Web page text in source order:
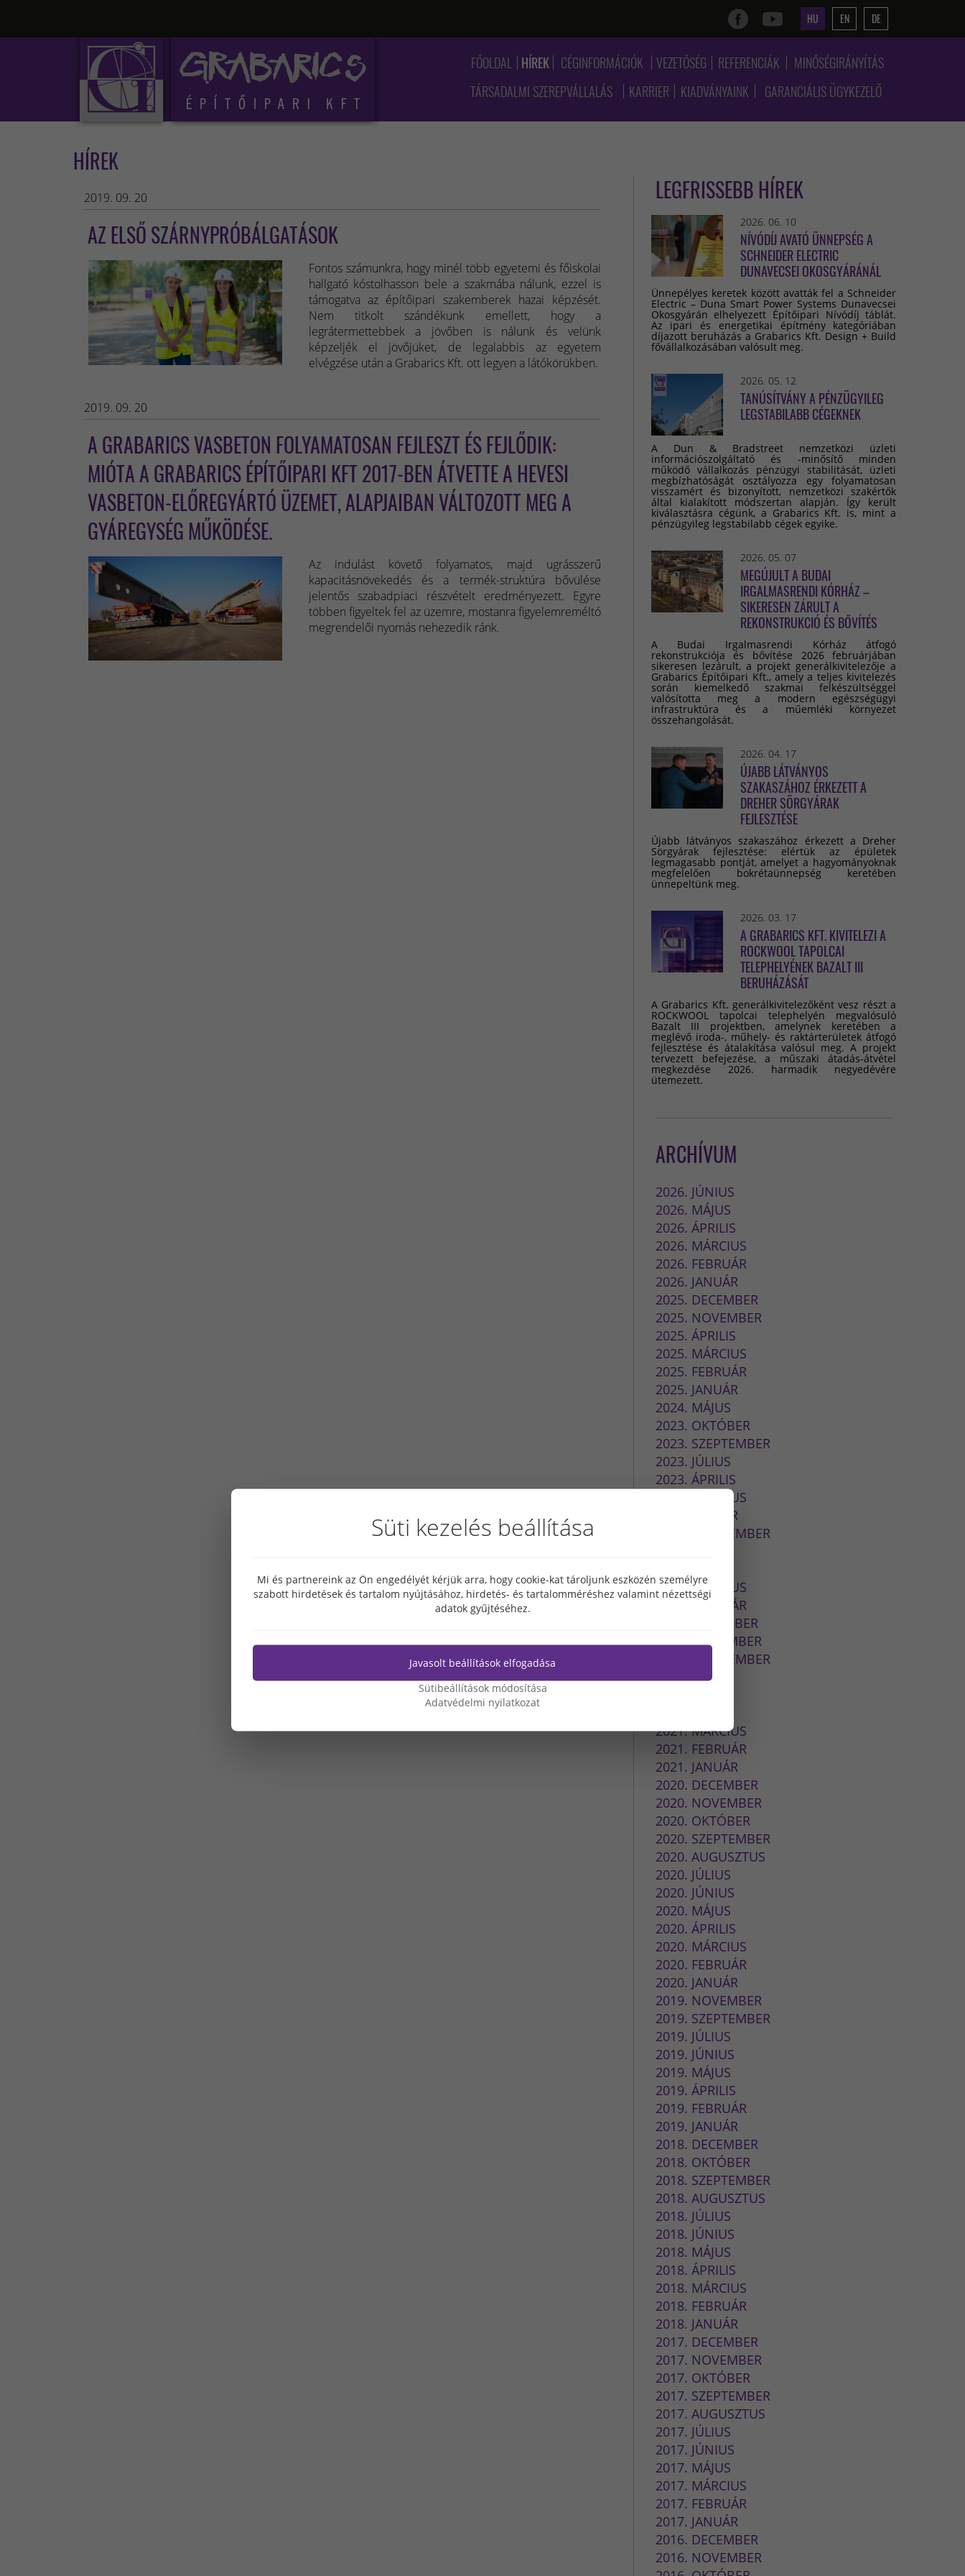
HU EN DE
FŐOLDAL HÍREK CÉGINFORMÁCIÓK VEZETŐSÉG REFERENCIÁK
MINŐSÉGIRÁNYÍTÁS
TÁRSADALMI SZEREPVÁLLALÁS
KARRIER KIADVÁNYAINK GARANCIÁLIS ÜGYKEZELŐ
HÍREK
2019. 09. 20
AZ ELSŐ SZÁRNYPRÓBÁLGATÁSOK
Fontos számunkra, hogy minél több egyetemi és főiskolai
hallgató kóstolhasson bele a szakmába nálunk, ezzel is
támogatva az építőipari szakemberek hazai képzését.
Nem titkolt szándékunk emellett, hogy a
legrátermettebbek a jövőben is nálunk és velünk
képzeljék el jövőjüket, de legalabbis az egyetem
elvégzése után a Grabarics Kft. ott legyen a látókörükben.
2019. 09. 20
A GRABARICS VASBETON FOLYAMATOSAN FEJLESZT ÉS FEJLŐDIK:
MIÓTA A GRABARICS ÉPÍTŐIPARI KFT 2017-BEN ÁTVETTE A HEVESI
VASBETON-ELŐREGYÁRTÓ ÜZEMET, ALAPJAIBAN VÁLTOZOTT MEG A
GYÁREGYSÉG MŰKÖDÉSE.
Az indulást követő folyamatos, majd ugrásszerű
kapacitásnövekedés és a termék-struktúra bővülése
jelentős szabadpiaci részvételt eredményezett. Egyre
többen figyeltek fel az üzemre, mostanra figyelemreméltó
megrendelői nyomás nehezedik ránk.
LEGFRISSEBB HÍREK
2026. 06. 10
NÍVÓDÍJ AVATÓ ÜNNEPSÉG A
SCHNEIDER ELECTRIC
DUNAVECSEI OKOSGYÁRÁNÁL
Ünnepélyes keretek között avatták fel a Schneider
Electric – Duna Smart Power Systems Dunavecsei
Okosgyárán elhelyezett Építőipari Nívódíj táblát.
Az ipari és energetikai építmény kategóriában
díjazott beruházás a Grabarics Kft. Design + Build
fővállalkozásában valósult meg.
2026. 05. 12
TANÚSÍTVÁNY A PÉNZÜGYILEG
LEGSTABILABB CÉGEKNEK
A Dun & Bradstreet nemzetközi üzleti
információszolgáltató és -minősítő minden
működő vállalkozás pénzügyi stabilitását, üzleti
megbízhatóságát osztályozza egy folyamatosan
visszamért és bizonyított, nemzetközi szakértők
által kialakított módszertan alapján. Így került
kiválasztásra cégünk, a Grabarics Kft. is, mint a
pénzügyileg legstabilabb cégek egyike.
2026. 05. 07
MEGÚJULT A BUDAI
IRGALMASRENDI KÓRHÁZ –
SIKERESEN ZÁRULT A
REKONSTRUKCIÓ ÉS BŐVÍTÉS
A Budai Irgalmasrendi Kórház átfogó
rekonstrukciója és bővítése 2026 februárjában
sikeresen lezárult, a projekt generálkivitelezője a
Grabarics Építőipari Kft., amely a teljes kivitelezés
során kiemelkedő szakmai felkészültséggel
valósította meg a modern egészségügyi
infrastruktúra és a műemléki környezet
összehangolását.
2026. 04. 17
ÚJABB LÁTVÁNYOS
SZAKASZÁHOZ ÉRKEZETT A
DREHER SÖRGYÁRAK
FEJLESZTÉSE
Újabb látványos szakaszához érkezett a Dreher
Sörgyárak fejlesztése: elértük az épületek
legmagasabb pontját, amelyet a hagyományoknak
megfelelően bokrétaünnepség keretében
ünnepeltünk meg.
2026. 03. 17
A GRABARICS KFT. KIVITELEZI A
ROCKWOOL TAPOLCAI
TELEPHELYÉNEK BAZALT III
BERUHÁZÁSÁT
A Grabarics Kft. generálkivitelezőként vesz részt a
ROCKWOOL tapolcai telephelyén megvalósuló
Bazalt III projektben, amelynek keretében a
meglévő iroda-, műhely- és raktárterületek átfogó
fejlesztése és átalakítása valósul meg. A projekt
tervezett befejezése, a műszaki átadás-átvétel
megkezdése 2026. harmadik negyedévére
ütemezett.
ARCHÍVUM
2026. JÚNIUS
2026. MÁJUS
2026. ÁPRILIS
2026. MÁRCIUS
2026. FEBRUÁR
2026. JANUÁR
2025. DECEMBER
2025. NOVEMBER
2025. ÁPRILIS
2025. MÁRCIUS
2025. FEBRUÁR
2025. JANUÁR
2024. MÁJUS
2023. OKTÓBER
2023. SZEPTEMBER
2023. JÚLIUS
2023. ÁPRILIS
2023. MÁRCIUS
2023. JANUÁR
2022. SZEPTEMBER
2022. MÁRCIUS
2022. FEBRUÁR
2021. DECEMBER
2021. NOVEMBER
2021. SZEPTEMBER
2021. JÚLIUS
2021. MÁRCIUS
2021. FEBRUÁR
2021. JANUÁR
2020. DECEMBER
2020. NOVEMBER
2020. OKTÓBER
2020. SZEPTEMBER
2020. AUGUSZTUS
2020. JÚLIUS
2020. JÚNIUS
2020. MÁJUS
2020. ÁPRILIS
2020. MÁRCIUS
2020. FEBRUÁR
2020. JANUÁR
2019. NOVEMBER
2019. SZEPTEMBER
2019. JÚLIUS
2019. JÚNIUS
2019. MÁJUS
2019. ÁPRILIS
2019. FEBRUÁR
2019. JANUÁR
2018. DECEMBER
2018. OKTÓBER
2018. SZEPTEMBER
2018. AUGUSZTUS
2018. JÚLIUS
2018. JÚNIUS
2018. MÁJUS
2018. ÁPRILIS
2018. MÁRCIUS
2018. FEBRUÁR
2018. JANUÁR
2017. DECEMBER
2017. NOVEMBER
2017. OKTÓBER
2017. SZEPTEMBER
2017. AUGUSZTUS
2017. JÚLIUS
2017. JÚNIUS
2017. MÁJUS
2017. MÁRCIUS
2017. FEBRUÁR
2017. JANUÁR
2016. DECEMBER
2016. NOVEMBER
Süti kezelés beállítása
Mi és partnereink az Ön engedélyét kérjük arra, hogy cookie-kat tároljunk eszközén személyre
szabott hirdetések és tartalom nyújtásához, hirdetés- és tartalomméréshez valamint nézettségi
adatok gyűjtéséhez.
Javasolt beállítások elfogadása
Sütibeállítások módosítása
Adatvédelmi nyilatkozat